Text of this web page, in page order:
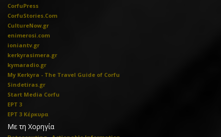
CorfuPress
CorfuStories.Com
CultureNow.gr
enimerosi.com
ioniantv.gr
kerkyrasimera.gr
kymaradio.gr
My Kerkyra - The Travel Guide of Corfu
Sindetiras.gr
Start Media Corfu
ΕΡΤ 3
ΕΡΤ 3 Κέρκυρα
Με τη Χορηγία